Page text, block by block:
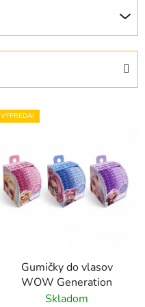
VÝPREDAJ
Gumičky do vlasov
WOW Generation
Skladom